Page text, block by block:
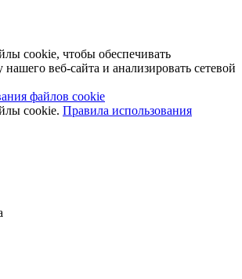
cookie, чтобы обеспечивать
веб-сайта и анализировать сетевой
файлов cookie
cookie. Правила использования